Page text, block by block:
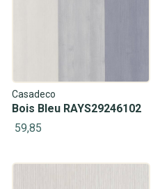
Casadeco
Bois Bleu RAYS29246102
59,85